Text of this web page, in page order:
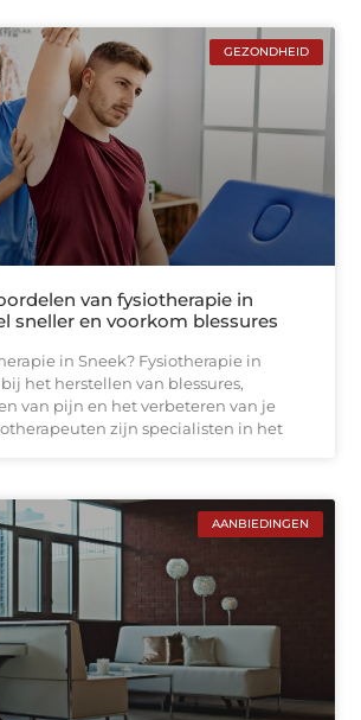
GEZONDHEID
van fysiotherapie in
sneller en voorkom blessures
in Sneek? Fysiotherapie in
het herstellen van blessures,
van pijn en het verbeteren van je
zijn specialisten in het
AANBIEDINGEN